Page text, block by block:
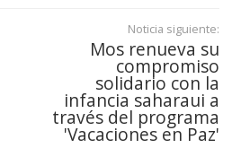
Noticia siguiente:
Mos renueva su
compromiso
solidario con la
infancia saharaui a
través del programa
'Vacaciones en Paz'